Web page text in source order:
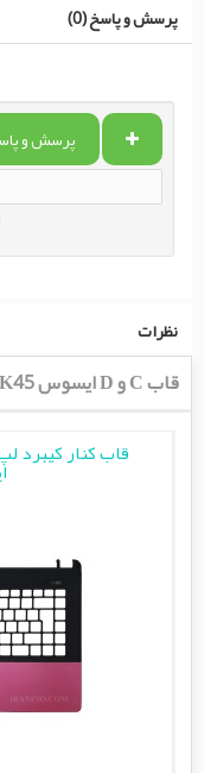
پرسش و پاسخ (0)
پرسش و
نظرات
قاب C و D ایسوس K45